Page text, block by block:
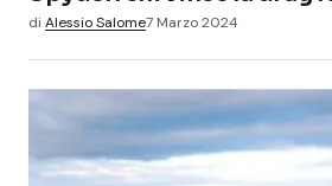
di Alessio Salome7 Marzo 2024